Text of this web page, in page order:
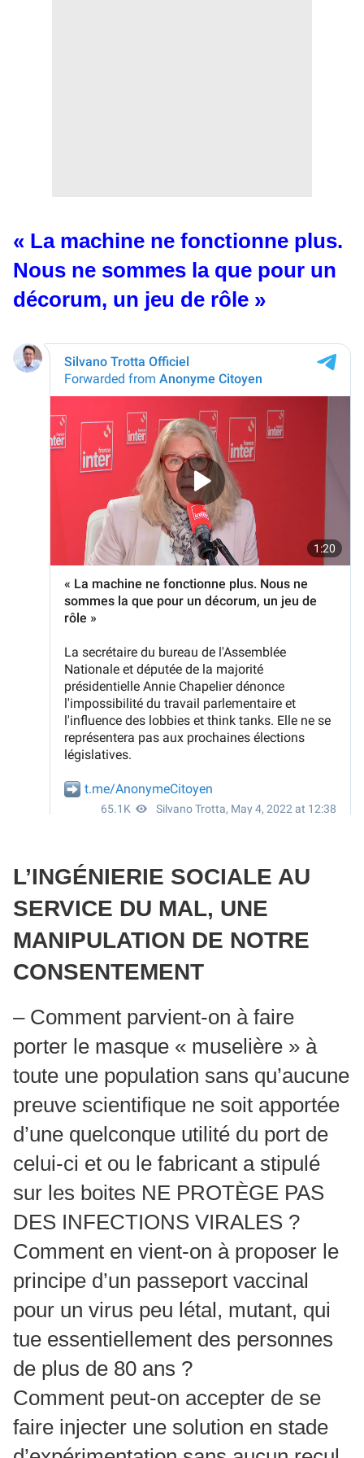
« La machine ne fonctionne plus.
Nous ne sommes la que pour un
décorum, un jeu de rôle »
L’INGÉNIERIE SOCIALE AU
SERVICE DU MAL, UNE
MANIPULATION DE NOTRE
CONSENTEMENT
– Comment parvient-on à faire
porter le masque « muselière » à
toute une population sans qu’aucune
preuve scientifique ne soit apportée
d’une quelconque utilité du port de
celui-ci et ou le fabricant a stipulé
sur les boites NE PROTÈGE PAS
DES INFECTIONS VIRALES ?
Comment en vient-on à proposer le
principe d’un passeport vaccinal
pour un virus peu létal, mutant, qui
tue essentiellement des personnes
de plus de 80 ans ?
Comment peut-on accepter de se
faire injecter une solution en stade